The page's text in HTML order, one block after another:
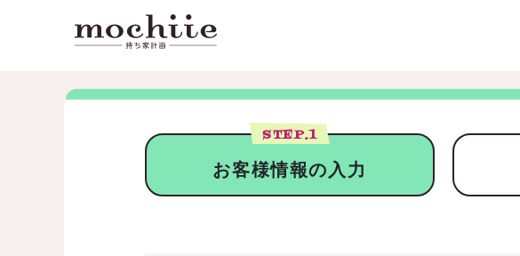
STEP.1
お客様情報の入力